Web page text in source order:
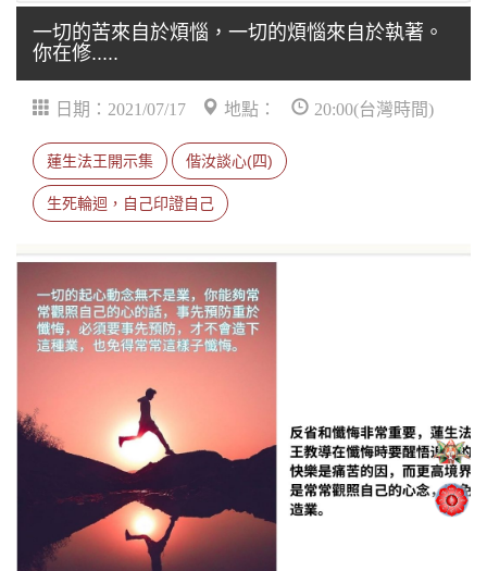
一切的苦來自於煩惱，一切的煩惱來自於執著。
你在修.....
日期：2021/07/17 地點： 20:00(台灣時間)
蓮生法王開示集 偕汝談心(四)
生死輪迴，自己印證自己